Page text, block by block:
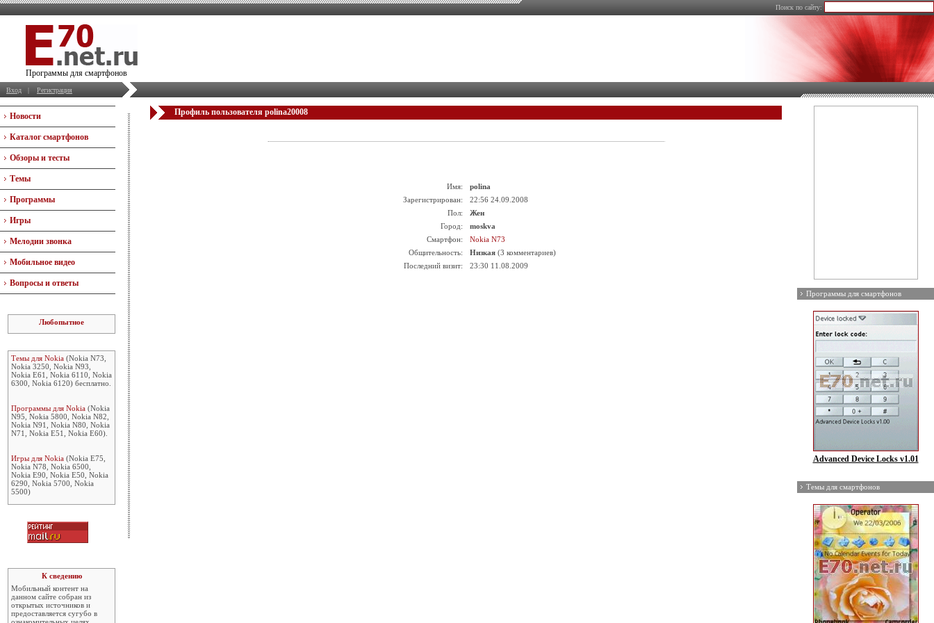
Поиск по сайту:
Программы для смартфонов
Вход | Регистрация
Новости
Каталог смартфонов
Обзоры и тесты
Темы
Программы
Игры
Мелодии звонка
Мобильное видео
Вопросы и ответы
Любопытное
Темы для Nokia (Nokia N73,
Nokia 3250, Nokia N93,
Nokia E61, Nokia 6110, Nokia
6300, Nokia 6120) бесплатно.
Программы для Nokia (Nokia
N95, Nokia 5800, Nokia N82,
Nokia N91, Nokia N80, Nokia
N71, Nokia E51, Nokia E60).
Игры для Nokia (Nokia E75,
Nokia N78, Nokia 6500,
Nokia E90, Nokia E50, Nokia
6290, Nokia 5700, Nokia
5500)
К сведению
Мобильный контент на
данном сайте собран из
открытых источников и
предоставляется сугубо в
Профиль пользователя polina20008
Имя:
polina
Зарегистрирован:
22:56 24.09.2008
Пол:
Жен
Город:
moskva
Смартфон:
Nokia N73
Общительность:
Низкая (3 комментариев)
Последний визит:
23:30 11.08.2009
Программы для смартфонов
Advanced Device Locks v1.01
Темы для смартфонов